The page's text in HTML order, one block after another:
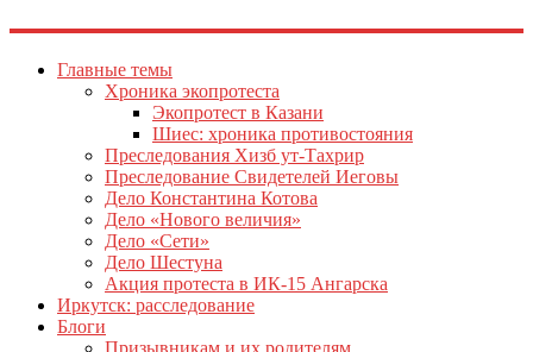
Главные темы
Хроника экопротеста
Экопротест в Казани
Шиес: хроника противостояния
Преследования Хизб ут-Тахрир
Преследование Свидетелей Иеговы
Дело Константина Котова
Дело «Нового величия»
Дело «Сети»
Дело Шестуна
Акция протеста в ИК-15 Ангарска
Иркутск: расследование
Блоги
Призывникам и их родителям